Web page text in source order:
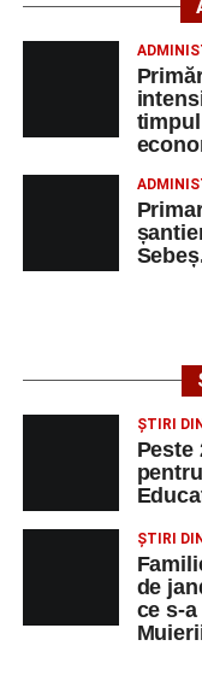
Primăria
iluminatului
apelului la
Duminică,
cea de-a III-
de Sebeș”
Primul
2026 a adus
au venit la Sebeș
tinerilor muzicieni
spectatorii au
ȘTIRI
Peste
ȘTIRI
de
ce s-